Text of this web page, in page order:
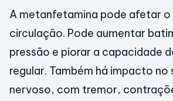
A metanfetamina pode afetar
circulação. Pode aumentar
pressão e piorar a capacidade
regular. Também há impacto no
nervoso, com tremor,